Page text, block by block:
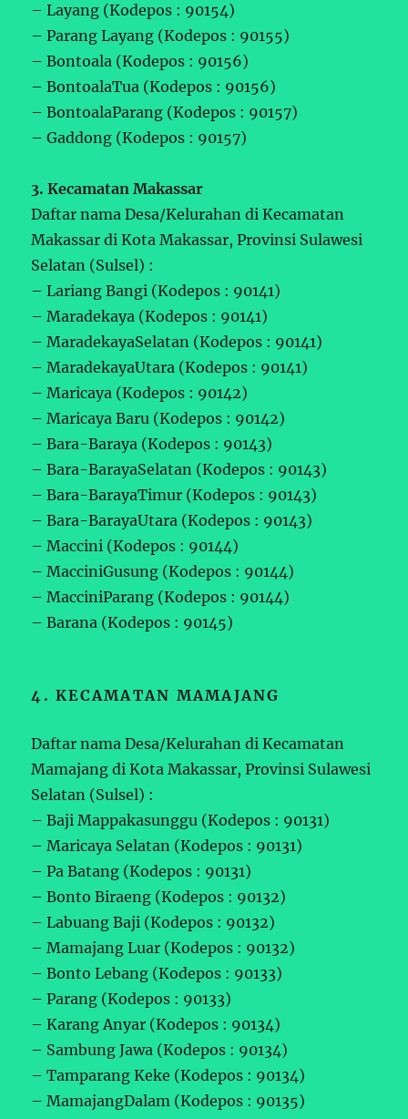
– Layang (Kodepos : 90154)
– Parang Layang (Kodepos : 90155)
– Bontoala (Kodepos : 90156)
– BontoalaTua (Kodepos : 90156)
– BontoalaParang (Kodepos : 90157)
– Gaddong (Kodepos : 90157)
3. Kecamatan Makassar
Daftar nama Desa/Kelurahan di Kecamatan
Makassar di Kota Makassar, Provinsi Sulawesi
Selatan (Sulsel) :
– Lariang Bangi (Kodepos : 90141)
– Maradekaya (Kodepos : 90141)
– MaradekayaSelatan (Kodepos : 90141)
– MaradekayaUtara (Kodepos : 90141)
– Maricaya (Kodepos : 90142)
– Maricaya Baru (Kodepos : 90142)
– Bara-Baraya (Kodepos : 90143)
– Bara-BarayaSelatan (Kodepos : 90143)
– Bara-BarayaTimur (Kodepos : 90143)
– Bara-BarayaUtara (Kodepos : 90143)
– Maccini (Kodepos : 90144)
– MacciniGusung (Kodepos : 90144)
– MacciniParang (Kodepos : 90144)
– Barana (Kodepos : 90145)
4. KECAMATAN MAMAJANG
Daftar nama Desa/Kelurahan di Kecamatan
Mamajang di Kota Makassar, Provinsi Sulawesi
Selatan (Sulsel) :
– Baji Mappakasunggu (Kodepos : 90131)
– Maricaya Selatan (Kodepos : 90131)
– Pa Batang (Kodepos : 90131)
– Bonto Biraeng (Kodepos : 90132)
– Labuang Baji (Kodepos : 90132)
– Mamajang Luar (Kodepos : 90132)
– Bonto Lebang (Kodepos : 90133)
– Parang (Kodepos : 90133)
– Karang Anyar (Kodepos : 90134)
– Sambung Jawa (Kodepos : 90134)
– Tamparang Keke (Kodepos : 90134)
– MamajangDalam (Kodepos : 90135)